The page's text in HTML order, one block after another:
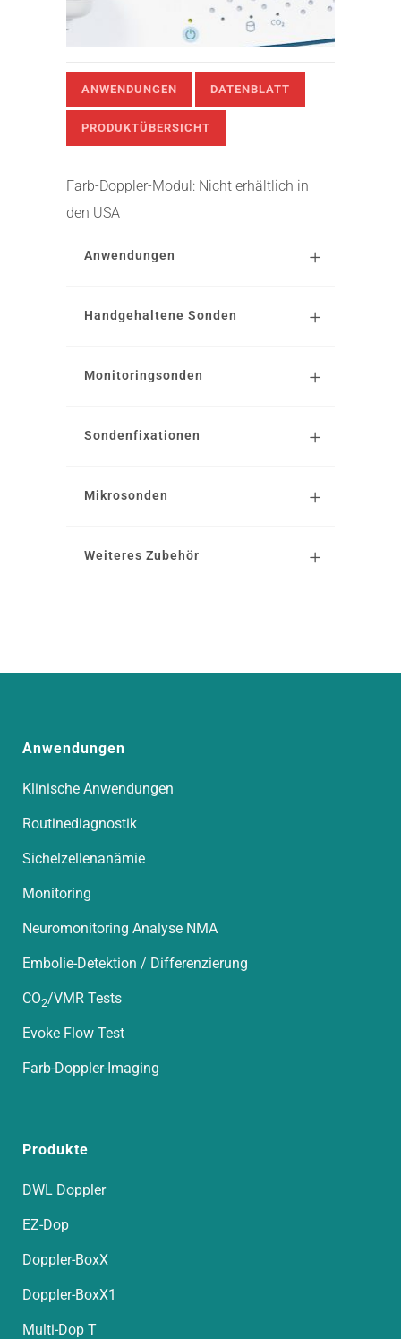
ANWENDUNGEN DATENBLATT
PRODUKTÜBERSICHT
Farb-Doppler-Modul: Nicht erhältlich in
den USA
Anwendungen
Handgehaltene Sonden
Monitoringsonden
Sondenfixationen
Mikrosonden
Weiteres Zubehör
Anwendungen
Klinische Anwendungen
Routinediagnostik
Sichelzellenanämie
Monitoring
Neuromonitoring Analyse NMA
Embolie-Detektion / Differenzierung
CO2/VMR Tests
Evoke Flow Test
Farb-Doppler-Imaging
Produkte
DWL Doppler
EZ-Dop
Doppler-BoxX
Doppler-BoxX1
Multi-Dop T